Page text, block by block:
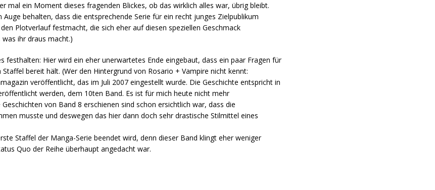
mal ein Moment dieses fragenden Blickes, ob das wirklich alles war, übrig bleibt.
behalten, dass die entsprechende Serie für ein recht junges Zielpublikum
Plotverlauf festmacht, die sich eher auf diesen speziellen Geschmack
ihr draus macht.)
festhalten: Hier wird ein eher unerwartetes Ende eingebaut, dass ein paar Fragen für
bereit hält. (Wer den Hintergrund von Rosario + Vampire nicht kennt:
veröffentlicht, das im Juli 2007 eingestellt wurde. Die Geschichte entspricht in
werden, dem 10ten Band. Es ist für mich heute nicht mehr
von Band 8 erschienen sind schon ersichtlich war, dass die
musste und deswegen das hier dann doch sehr drastische Stilmittel eines
Staffel der Manga-Serie beendet wird, denn dieser Band klingt eher weniger
Quo der Reihe überhaupt angedacht war.